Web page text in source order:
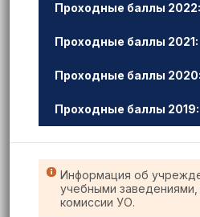
Проходные баллы 2022:
Проходные баллы 2021:
Проходные баллы 2020:
Проходные баллы 2019:
Информация об
учебными
комиссии УО.